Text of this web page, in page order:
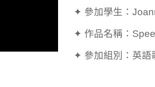
✦ 參加學生：
✦ 作品名稱：